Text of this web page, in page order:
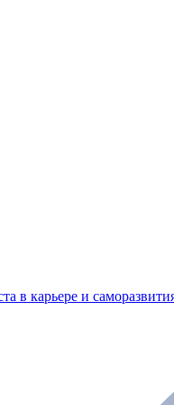
в карьере и